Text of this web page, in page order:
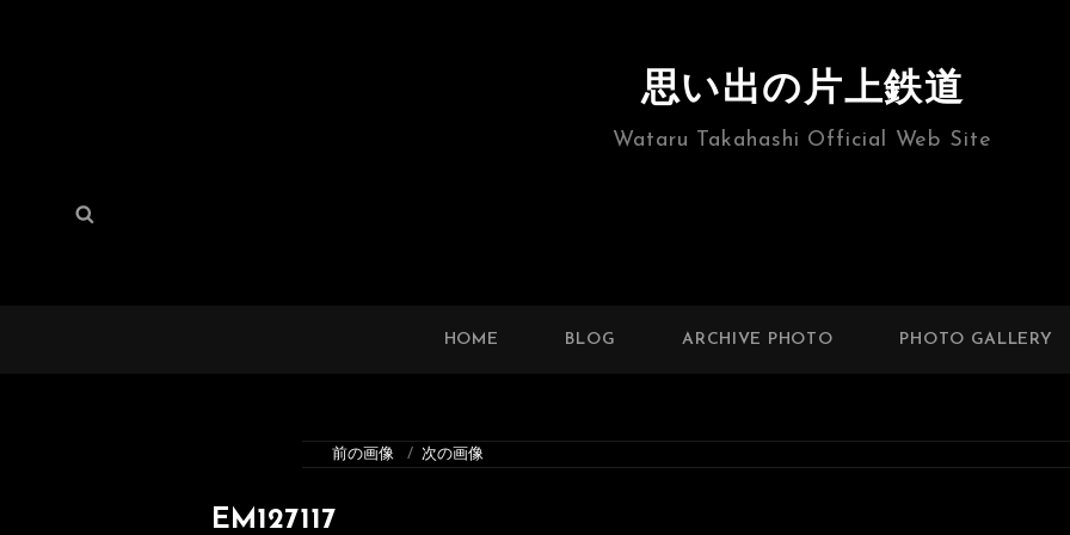
思い出の片上鉄道
Wataru Takahashi Official Web Site
検
HOME BLOG ARCHIVE PHOTO PHOTO GALLERY
前の画像 次の画像
EM127117